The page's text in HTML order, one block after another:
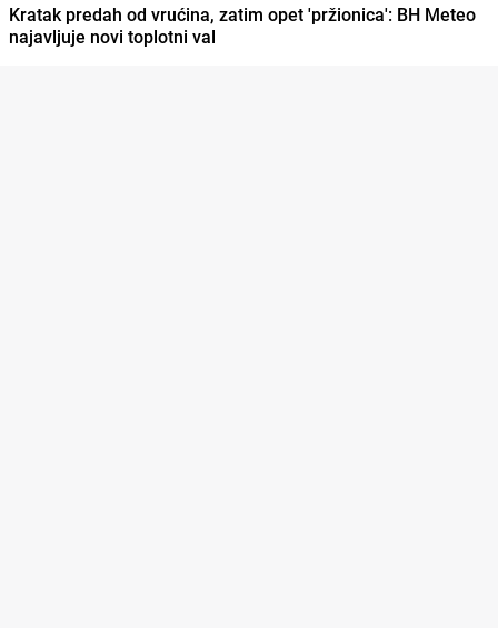
Kratak predah od vrućina, zatim opet 'pržionica': BH Meteo
najavljuje novi toplotni val